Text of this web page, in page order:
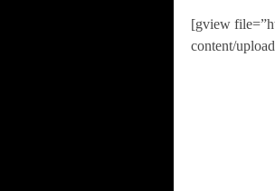
[gview
content/